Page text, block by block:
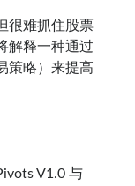
很难抓住股票
解释一种通过
策略）来提高
V1.0 与